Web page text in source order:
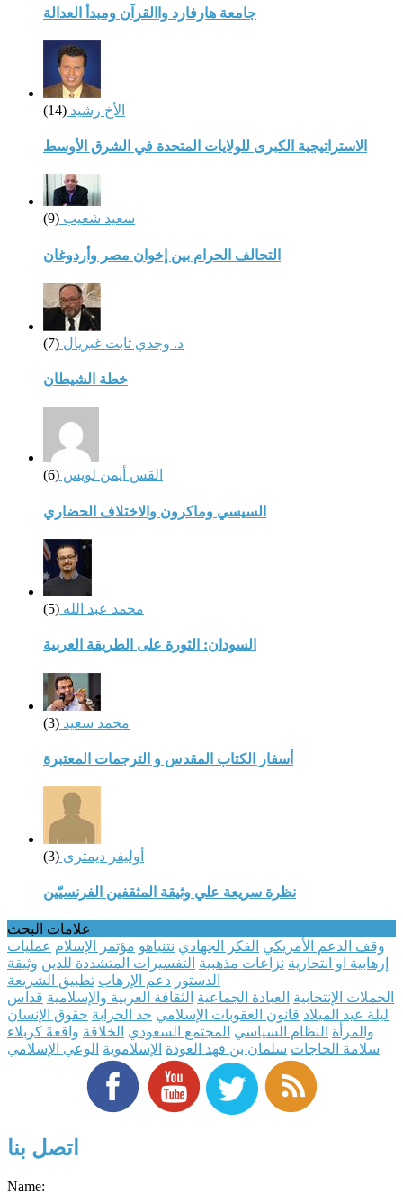
جامعة هارفارد واالقرآن ومبدأ العدالة
الأخ رشيد (14)
الاستراتيجية الكبرى للولايات المتحدة في الشرق الأوسط
سعيد شعيب (9)
التحالف الحرام بين إخوان مصر وأردوغان
د. وجدي ثابت غبريال (7)
خطة الشيطان
القس أيمن لويس (6)
السيسي وماكرون والاختلاف الحضاري
محمد عبد الله (5)
السودان: الثورة على الطريقة العربية
محمد سعيد (3)
أسفار الكتاب المقدس و الترجمات المعتبرة
أوليفر ديمترى (3)
نظرة سريعة علي وثيقة المثقفين الفرنسيّين
علامات البحث
وقف الدعم الأمريكي الفكر الجهادي نتنياهو مؤتمر الإسلام عمليات
إرهابية او انتحارية نزاعات مذهبية التفسيرات المتشددة للدين وثيقة
الدستور دعم الإرهاب تطبيق الشريعة
الحملات الإنتخابية العبادة الجماعية الثقافة العربية والإسلامية قداس
ليلة عيد الميلاد قانون العقوبات الإسلامي حد الحرابة حقوق الإنسان
والمرأة النظام السياسي المجتمع السعودي الخلاقة واقعةَ كربلاء
سلامة الحاجات سلمان بن فهد العودة الإسلاموية الوعي الإسلامي
اتصل بنا
Name: